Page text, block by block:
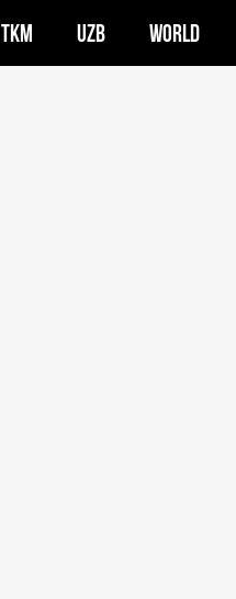
TKM UZB WORLD